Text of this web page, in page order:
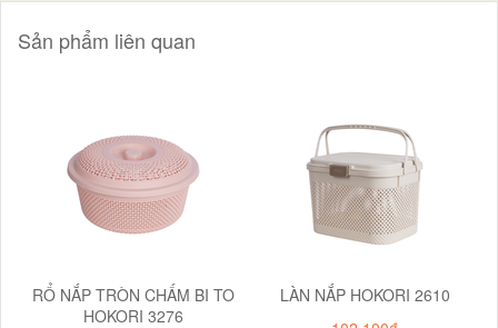
Sản phẩm liên quan
RỔ NẮP TRÒN CHẤM BI TO
HOKORI 3276
LÀN NẮP HOKORI 2610